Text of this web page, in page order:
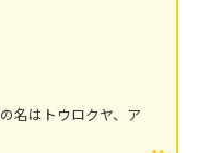
名はトウロクヤ、ア